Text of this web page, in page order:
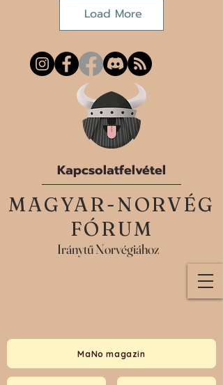
MAGYAR-NORVÉG
FÓRUM
Iránytű Norvégiához
MaNo magazin
Kapcsolatfelvétel
Load More